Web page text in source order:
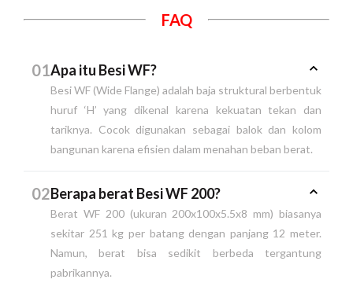
FAQ
01Apa itu Besi WF?
Besi WF (Wide Flange) adalah baja struktural berbentuk
huruf ‘H’ yang dikenal karena kekuatan tekan dan
tariknya. Cocok digunakan sebagai balok dan kolom
bangunan karena efisien dalam menahan beban berat.
02Berapa berat Besi WF 200?
Berat WF 200 (ukuran 200x100x5.5x8 mm) biasanya
sekitar 251 kg per batang dengan panjang 12 meter.
Namun, berat bisa sedikit berbeda tergantung
pabrikannya.